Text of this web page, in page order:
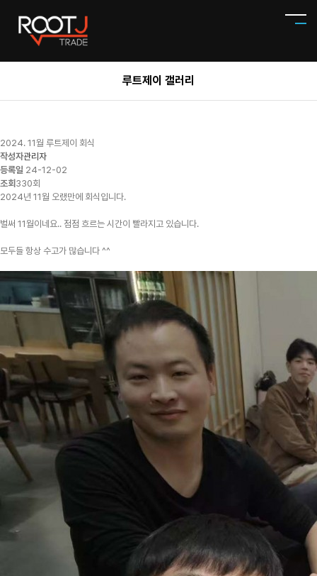
루트제이 갤러리
2024. 11월 루트제이 회식
작성자관리자
등록일 24-12-02
조회 330회
2024년 11월 오랬만에 회식입니다.
벌써 11월이네요.. 점점 흐르는 시간이 빨라지고 있습니다.
모두들 항상 수고가 많습니다 ^^